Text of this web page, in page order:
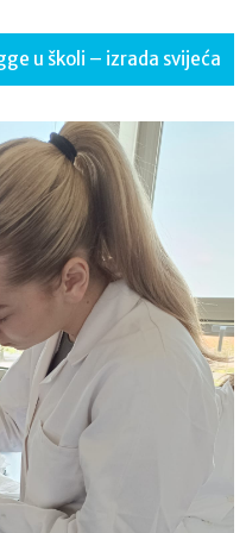
u školi – izrada svijeća